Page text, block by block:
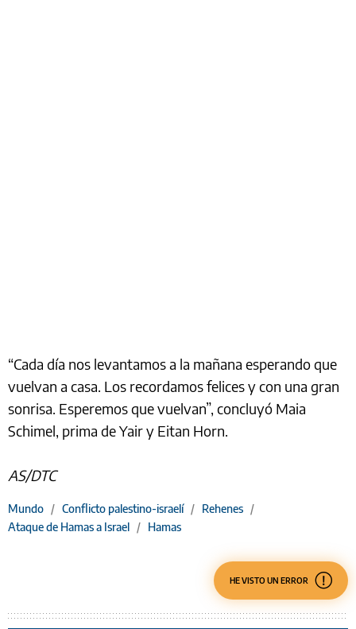
“Cada día nos levantamos a la mañana esperando que
vuelvan a casa. Los recordamos felices y con una gran
sonrisa. Esperemos que vuelvan”, concluyó Maia
Schimel, prima de Yair y Eitan Horn.
AS/DTC
Mundo / Conflicto palestino-israelí / Rehenes /
Ataque de Hamas a Israel / Hamas
HE VISTO UN ERROR